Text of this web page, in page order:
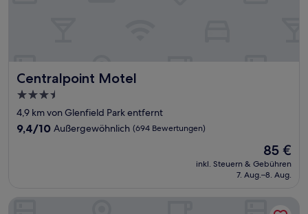
Centralpoint Motel
Centralpoint Motel
3.5-
Sterne-
Unterkunft
4,9 km von Glenfield Park entfernt
9.4
9,4/10 Außergewöhnlich (694 Bewertungen)
Der
Preis
beträgt
85 €
inkl. Steuern & Gebühren
7. Aug.–8. Aug.